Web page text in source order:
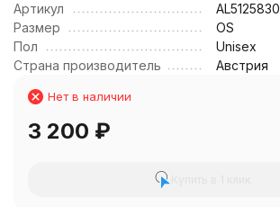
Артикул
AL5125830
Размер
OS
Пол
Unisex
Страна производитель
Австрия
Нет в наличии
3 200 ₽